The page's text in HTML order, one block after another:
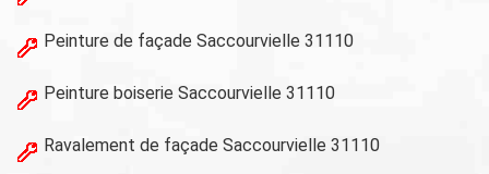
Peinture de façade Saccourvielle 31110
Peinture boiserie Saccourvielle 31110
Ravalement de façade Saccourvielle 31110